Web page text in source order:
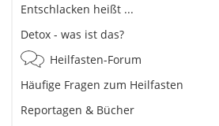
Entschlacken heißt ...
Detox - was ist das?
Heilfasten-Forum
Häufige Fragen zum Heilfasten
Reportagen & Bücher